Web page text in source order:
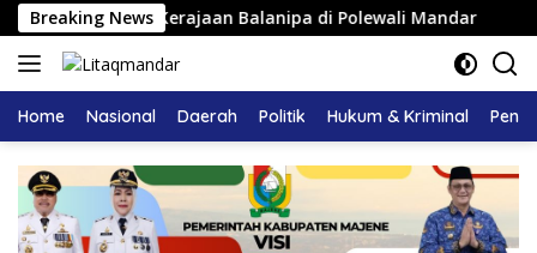
Langsung
ke
konten
Breaking News
Adat Kerajaan Balanipa di Polewali Mandar
Home Nasional Daerah Politik Hukum & Kriminal